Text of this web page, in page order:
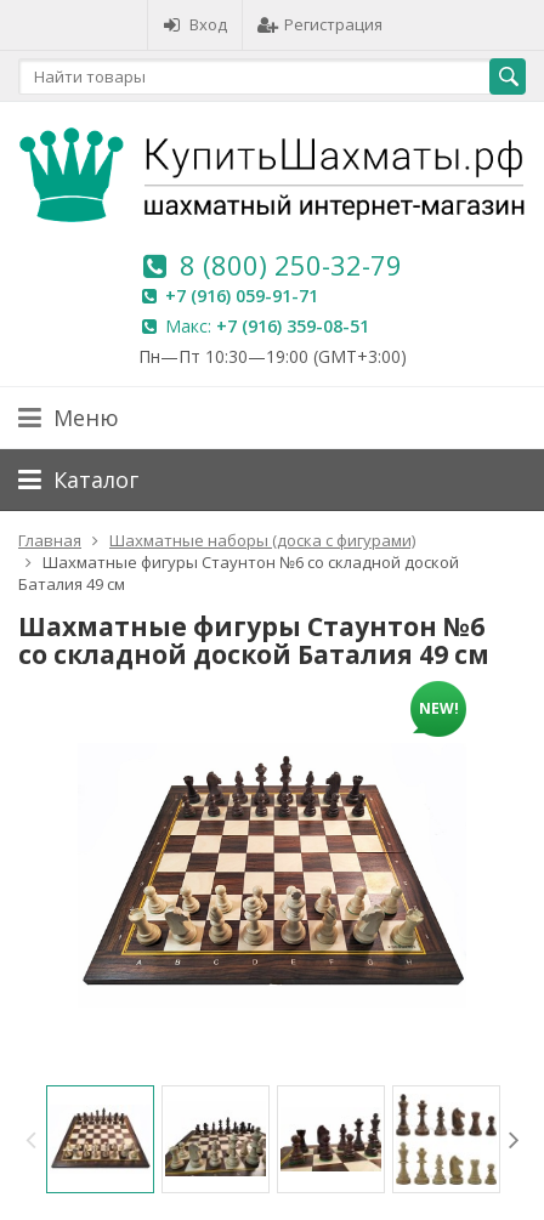
Вход Регистрация
8 (800) 250-32-79
+7 (916) 059-91-71
Макс: +7 (916) 359-08-51
Пн—Пт 10:30—19:00 (GMT+3:00)
Меню
Каталог
Главная
Шахматные наборы (доска с фигурами)
Шахматные фигуры Стаунтон №6 со складной доской
Баталия 49 см
Шахматные фигуры Стаунтон №6
со складной доской Баталия 49 см
NEW!